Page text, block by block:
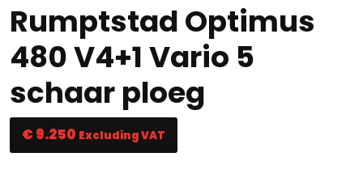
Rumptstad Optimus
480 V4+1 Vario 5
schaar ploeg
€ 9.250 Excluding VAT